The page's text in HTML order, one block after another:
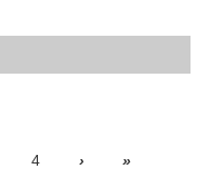
4 › »